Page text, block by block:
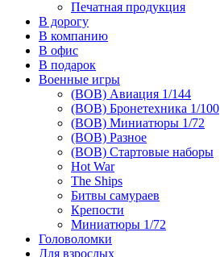
Печатная продукция
В дорогу
В компанию
В офис
В подарок
Военные игры
(ВОВ) Авиация 1/144
(ВОВ) Бронетехника 1/100
(ВОВ) Миниатюры 1/72
(ВОВ) Разное
(ВОВ) Стартовые наборы
Hot War
The Ships
Битвы самураев
Крепости
Миниатюры 1/72
Головоломки
Для взрослых